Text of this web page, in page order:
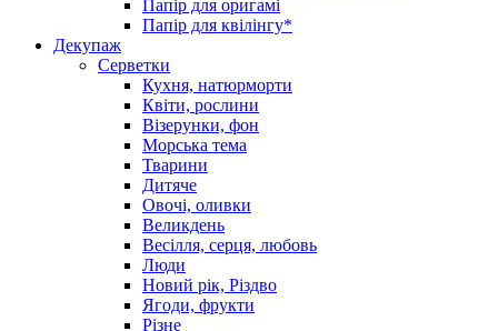
Папір для оригамі
Папір для квілінгу*
Декупаж
Серветки
Кухня, натюрморти
Квіти, рослини
Візерунки, фон
Морська тема
Тварини
Дитяче
Овочі, оливки
Великдень
Весілля, серця, любовь
Люди
Новий рік, Різдво
Ягоди, фрукти
Різне